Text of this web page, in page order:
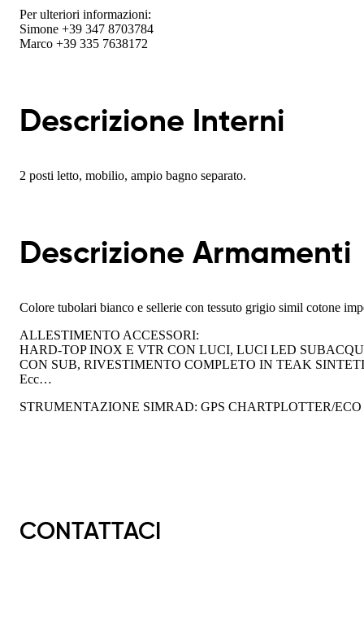
Per ulteriori informazioni:
Simone +39 347 8703784
Marco +39 335 7638172
Descrizione Interni
2 posti letto, mobilio, ampio bagno separato.
Descrizione Armamenti
Colore tubolari bianco e sellerie con tessuto grigio simil cotone
ALLESTIMENTO ACCESSORI:
HARD-TOP INOX E VTR CON LUCI, LUCI LED
CON SUB, RIVESTIMENTO COMPLETO IN TEAK
Ecc…
STRUMENTAZIONE SIMRAD: GPS CHARTPLOTTER/
CONTATTACI